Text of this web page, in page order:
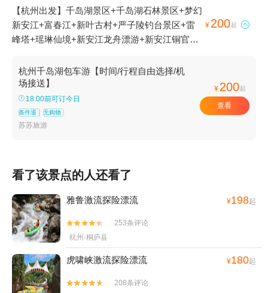
【杭州出发】千岛湖景区+千岛湖石林景区+梦幻
新安江+富春江+新叶古村+严子陵钓台景区+雷
峰塔+瑶琳仙境+新安江龙舟漂游+新安江铜官峡
氧吧+九咆界风景区+珍珠流香+梅峰岛--下线+千
岛湖钓鱼岛+千岛湖好运岛+灵栖洞+新安江水电
站+千岛湖啤酒博物院+建德骑龙峡谷漂流+桐庐
蜂之语蜜蜂王国+千岛湖东南湖区+千岛湖龙川湾
+印象富春江+七里扬帆+富阳龙潭瀑布+千岛湖
+富阳奥普乐欢乐水世界+建德市康庆渔家灯火休
闲农庄+雪水岭景区+桐庐海博水世界+桐庐漂流
+杭州建德大慈岩景区恺玥真人CS基地+新安江
水世界+千岛湖泼水节+桐庐富春绿岛+千岛湖马
术公园+千岛湖品鲜渔庄+千岛湖大厦酒店+千岛
湖丽景酒店+建德皇爵洲际大酒店+千岛湖鱼飘香
+千岛湖鱼鳌食府+桐庐鸬鹚湾+桐庐海博大酒店
+天物坊陶艺馆（富阳店）+千岛湖微公交+瑶琳
国家森林公园+富阳军乐真人CS（新沙岛基地）
¥ 200起 
杭州千岛湖包车游【时间/行程自由选择/机
场接送】
18:00前可订今日
条件退 无购物
苏苏旅游
¥ 200起
查看
看了该景点的人还看了
雅鲁激流探险漂流 ¥198起


253条评论
杭州·桐庐县
虎啸峡激流探险漂流 ¥180起


208条评论